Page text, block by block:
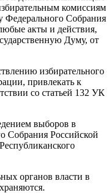
комиссиям
Федерального Собрания
акты и действия,
Думу, от
избирательного
привлекать к
со статьей 132 УК
выборов в
Собрания Российской
органов власти в